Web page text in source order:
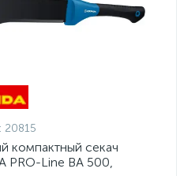
20815
компактный секач
PRO-Line BA 500,